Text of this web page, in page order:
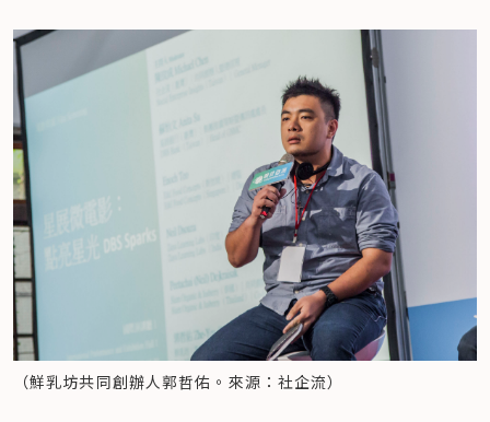
（鮮乳坊共同創辦人郭哲佑。來源：社企流）